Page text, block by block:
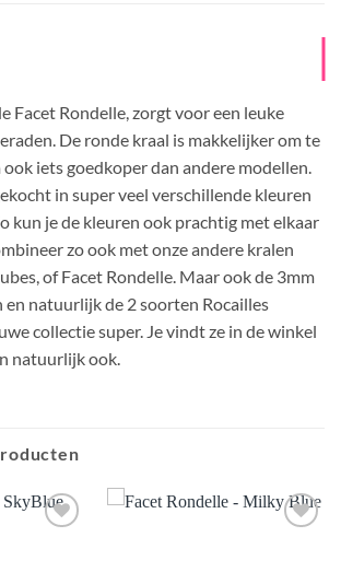
Facet Rondelle, zorgt voor een leuke
De ronde kraal is makkelijker om te
ook iets goedkoper dan andere modellen.
in super veel verschillende kleuren
kun je de kleuren ook prachtig met elkaar
zo ook met onze andere kralen
of Facet Rondelle. Maar ook de 3mm
en natuurlijk de 2 soorten Rocailles
collectie super. Je vindt ze in de winkel
natuurlijk ook.